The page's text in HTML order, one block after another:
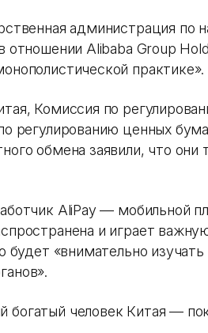
администрация по
отношении Alibaba Group
практике».
Комиссия по
регулированию ценных
обмена заявили, что
AliPay — мобильной
и играет
будет «внимательно
человек Китая —